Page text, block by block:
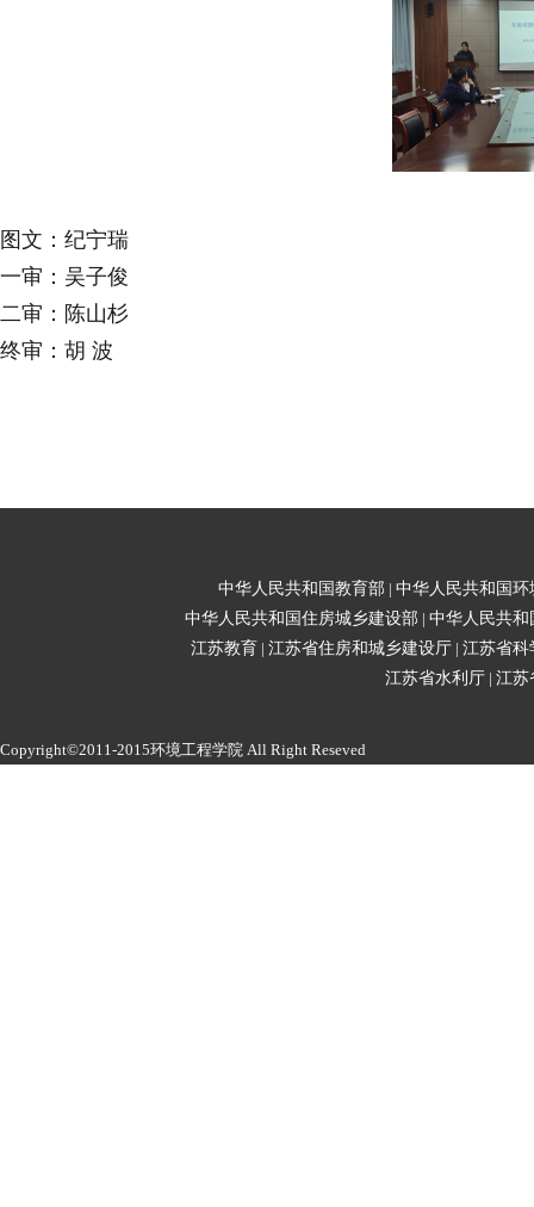
图文：纪宁瑞
一审：吴子俊
二审：陈山杉
终审：胡 波
中华人民共和国教育部 | 中华人民共和国环
中华人民共和国住房城乡建设部 | 中华人民共和
江苏教育 | 江苏省住房和城乡建设厅 | 江苏省科
江苏省水利厅 | 江苏
Copyright©2011-2015环境工程学院 All Right Reseved